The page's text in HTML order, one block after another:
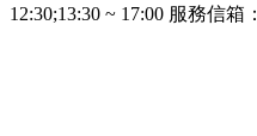
12:30;13:30 ~ 17:00 服務信箱：